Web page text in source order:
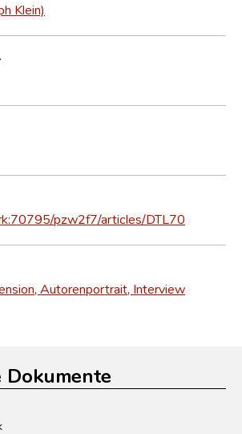
Klein)
pzw2f7/articles/DTL70
Autorenportrait, Interview